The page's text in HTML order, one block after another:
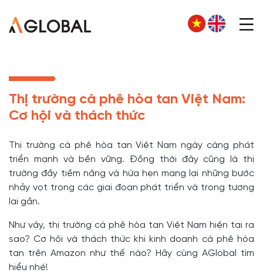
Thị trường cà phê hòa tan Việt Nam:
Cơ hội và thách thức
Thị trường cà phê hòa tan Việt Nam ngày càng phát
triển mạnh và bền vững. Đồng thời đây cũng là thị
trường đầy tiềm năng và hứa hẹn mang lại những bước
nhảy vọt trong các giai đoạn phát triển và trong tương
lai gần.
Như vậy, thị trường cà phê hòa tan Việt Nam hiện tại ra
sao? Cơ hội và thách thức khi kinh doanh cà phê hòa
tan trên Amazon như thế nào? Hãy cùng AGlobal tìm
hiểu nhé!